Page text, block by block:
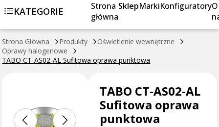
KATEGORIE
Strona
główna
SklepMarkiKonfiguratoryO
Strona Główna Produkty
Oświetlenie wewnętrzne
Oprawy halogenowe
TABO CT-AS02-AL Sufitowa oprawa punktowa
TABO CT-AS02-AL
Sufitowa oprawa
punktowa